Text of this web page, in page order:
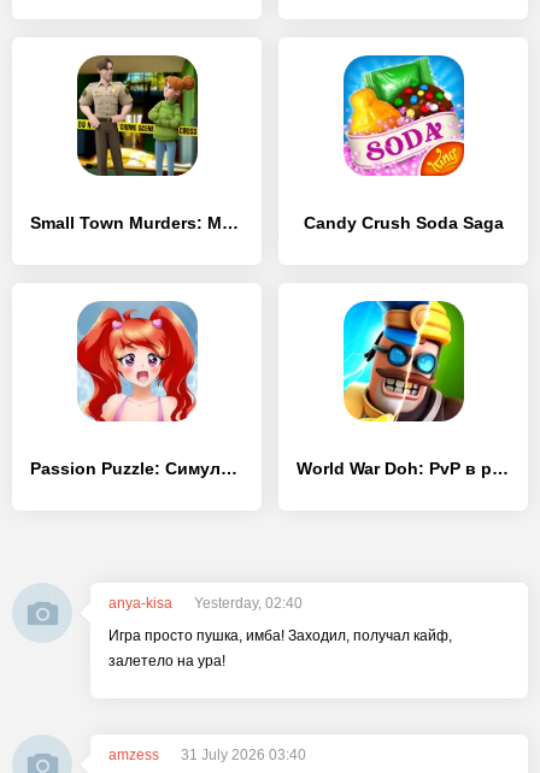
Small Town Murders: Match 3 Candy Crush Soda Saga
Passion Puzzle: Симулятор знакомств World War Doh: PvP в реальном времени
anya-kisa
Yesterday, 02:40
Игра просто пушка, имба! Заходил, получал кайф,
залетело на ура!
amzess
31 July 2026 03:40